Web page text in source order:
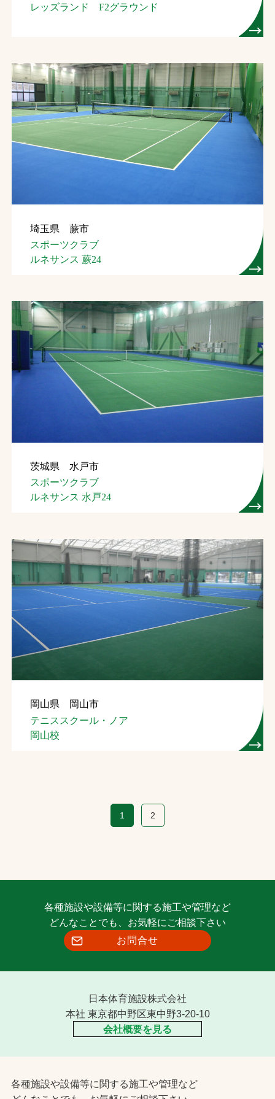
レッズランド F2グラウンド
埼玉県 蕨市
スポーツクラブ
ルネサンス 蕨24
茨城県 水戸市
スポーツクラブ
ルネサンス 水戸24
岡山県 岡山市
テニススクール・ノア
岡山校
1 2
各種施設や設備等に関する施工や管理など
どんなことでも、お気軽にご相談下さい
お問合せ
日本体育施設株式会社
本社 東京都中野区東中野3-20-10
会社概要を見る
各種施設や設備等に関する施工や管理など